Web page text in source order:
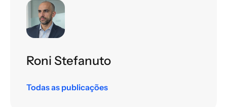
Roni Stefanuto
Todas as publicações